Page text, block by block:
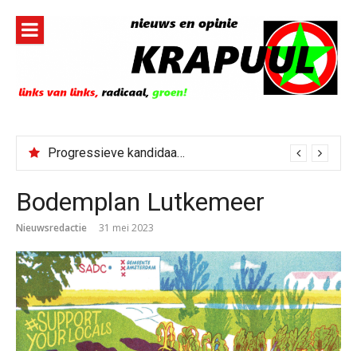
inhoud
Progressieve kandidaat El-Sayed senaatskandidaat Michigan
Bodemplan Lutkemeer
Nieuwsredactie 31 mei 2023